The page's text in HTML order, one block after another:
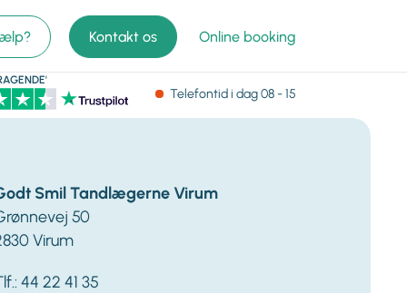
Kontakt os Online booking
Telefontidi dag08 - 15
Smil Tandlægerne Virum
50
Virum
44 22 41 35